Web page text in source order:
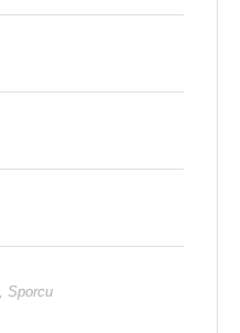
Sporcu